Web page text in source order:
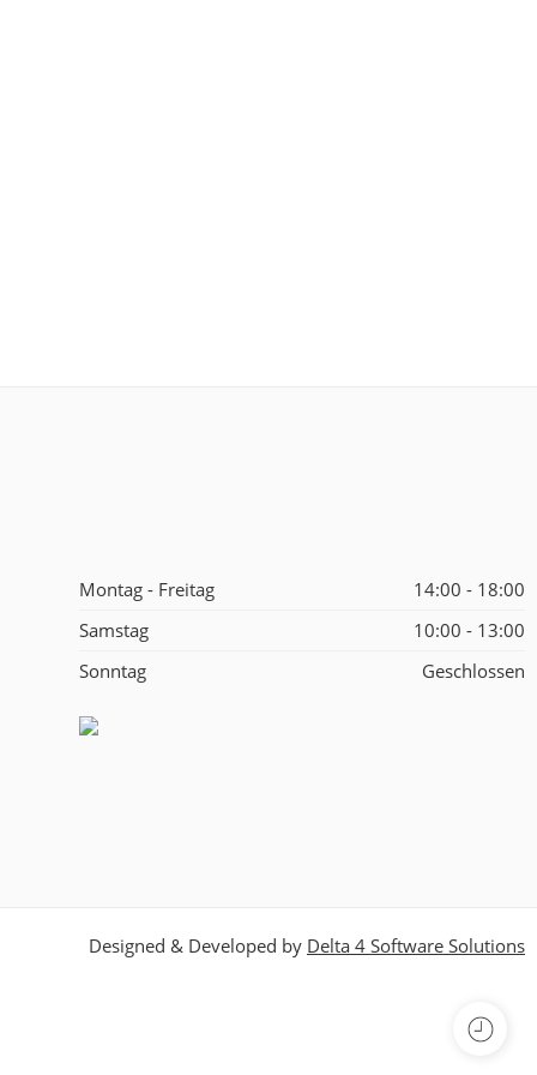
Montag - Freitag
14:00 - 18:00
Samstag
10:00 - 13:00
Sonntag
Geschlossen
Designed & Developed by Delta 4 Software Solutions